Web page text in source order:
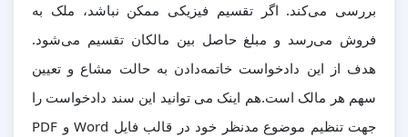
بررسی می‌کند. اگر تقسیم فیزیکی ممکن نباشد، ملک به
فروش می‌رسد و مبلغ حاصل بین مالکان تقسیم می‌شود.
هدف از این دادخواست خاتمه‌دادن به حالت مشاع و تعیین
سهم هر مالک است.هم اینک می توانید این سند دادخواست را
جهت تنظیم موضوع مدنظر خود در قالب فایل Word و PDF